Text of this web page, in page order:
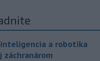
inteligencia a robotika
záchranárom